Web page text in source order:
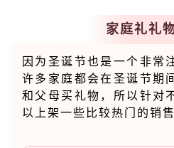
家庭礼礼
因为圣诞节也是一个非常
许多家庭都会在圣诞节期
和父母买礼物，所以针对
以上架一些比较热门的销售